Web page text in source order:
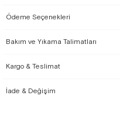
Ödeme Seçenekleri
Bakım ve Yıkama Talimatları
Kargo & Teslimat
İade & Değişim